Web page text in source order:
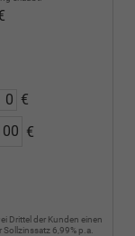
€
€
Drittel der Kunden einen
6,99% p.a.